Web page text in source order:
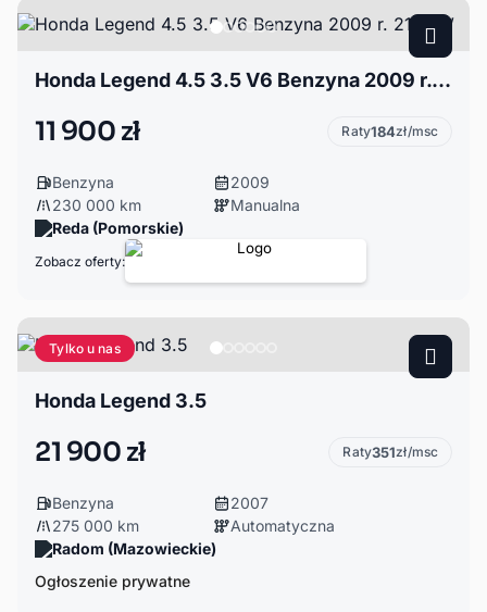
Honda Legend 4.5 3.5 V6 Benzyna 2009 r. 217 kW
11 900 zł Raty184zł/msc
Benzyna
2009
230 000 km
Manualna
Reda (Pomorskie)
Zobacz oferty:
Tylko u nas
Honda Legend 3.5
21 900 zł Raty351zł/msc
Benzyna
2007
275 000 km
Automatyczna
Radom (Mazowieckie)
Ogłoszenie prywatne